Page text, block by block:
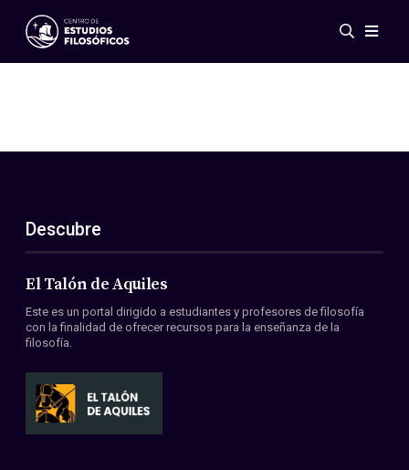
Eventos
ES
EN
Acerca de nosotros
Miembros
Convenios
Descubre
El Talón de Aquiles
Este es un portal dirigido a estudiantes y profesores de filosofía
con la finalidad de ofrecer recursos para la enseñanza de la
filosofía.